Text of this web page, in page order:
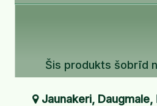
Šis produkts šobrīd
Jaunakeri,